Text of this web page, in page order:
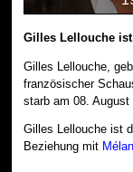
Gilles Lellouche
Gilles Lellouche,
französischer
starb am 08. August
Gilles Lellouche ist
Beziehung mit